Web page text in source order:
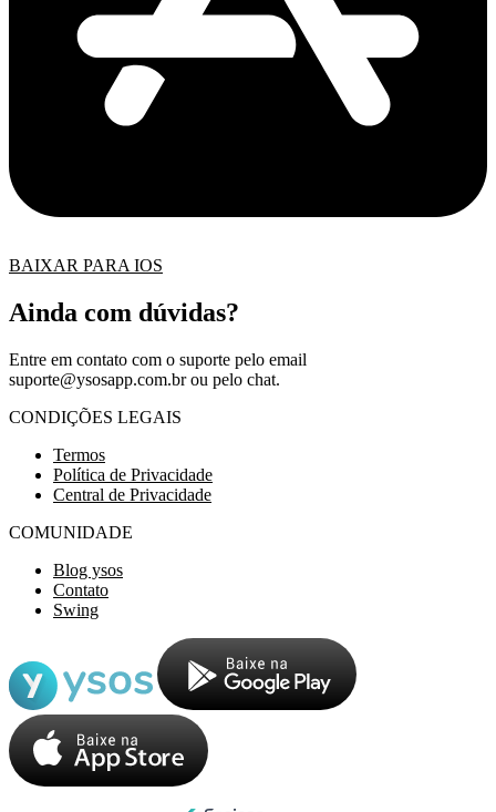
BAIXAR PARA IOS
Ainda com dúvidas?
Entre em contato com o suporte pelo email
suporte@ysosapp.com.brou pelo chat.
CONDIÇÕES LEGAIS
Termos
Política de Privacidade
Central de Privacidade
COMUNIDADE
Blog ysos
Contato
Swing